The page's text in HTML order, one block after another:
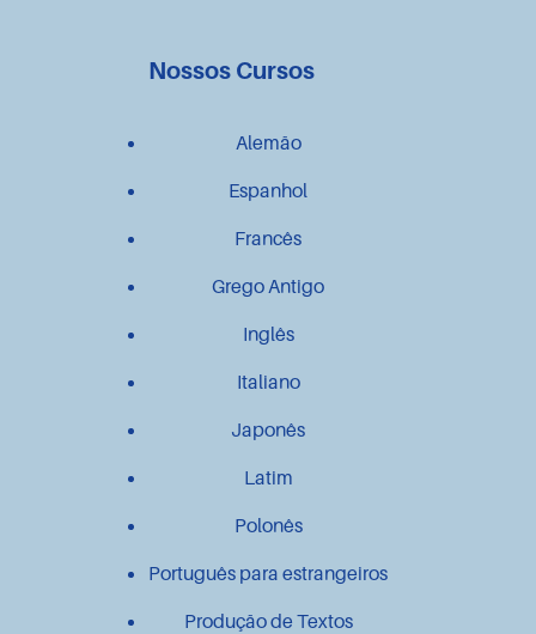
Nossos Cursos
Alemão
Espanhol
Francês
Grego Antigo
Inglês
Italiano
Japonês
Latim
Polonês
Português para estrangeiros
Produção de Textos